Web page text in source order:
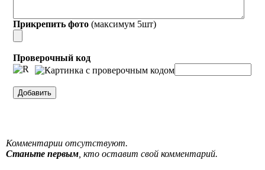
Прикрепить фото (максимум 5шт)
Проверочный код
Комментарии отсутствуют.
Станьте первым, кто оставит свой комментарий.